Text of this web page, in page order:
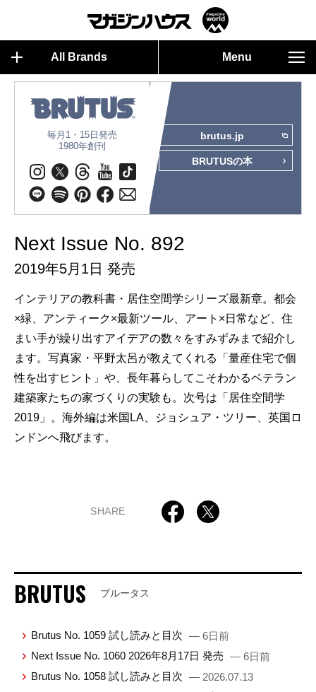
All Brands Menu
毎月1・15日発売
1980年創刊
brutus.jp
BRUTUSの本
Next Issue No. 892
2019年5月1日 発売
インテリアの教科書・居住空間学シリーズ最新章。都会
×緑、アンティーク×最新ツール、アート×日常など、住
まい手が繰り出すアイデアの数々をすみずみまで紹介し
ます。写真家・平野太呂が教えてくれる「量産住宅で個
性を出すヒント」や、長年暮らしてこそわかるベテラン
建築家たちの家づくりの実験も。次号は「居住空間学
2019」。海外編は米国LA、ジョシュア・ツリー、英国ロ
ンドンへ飛びます。
SHARE
BRUTUS ブルータス
Brutus No. 1059 試し読みと目次 — 6日前
Next Issue No. 1060 2026年8月17日 発売 — 6日前
Brutus No. 1058 試し読みと目次 — 2026.07.13